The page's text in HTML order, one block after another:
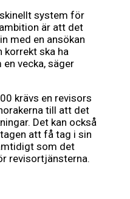
system för
är att det
med en ansökan
ska ha
vecka, säger
krävs en revisors
till att det
Det kan också
att få tag i sin
som det
revisortjänsterna.